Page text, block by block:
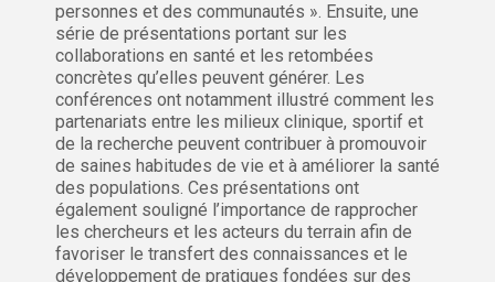
personnes et des communautés ». Ensuite, une
série de présentations portant sur les
collaborations en santé et les retombées
concrètes qu’elles peuvent générer. Les
conférences ont notamment illustré comment les
partenariats entre les milieux clinique, sportif et
de la recherche peuvent contribuer à promouvoir
de saines habitudes de vie et à améliorer la santé
des populations. Ces présentations ont
également souligné l’importance de rapprocher
les chercheurs et les acteurs du terrain afin de
favoriser le transfert des connaissances et le
développement de pratiques fondées sur des